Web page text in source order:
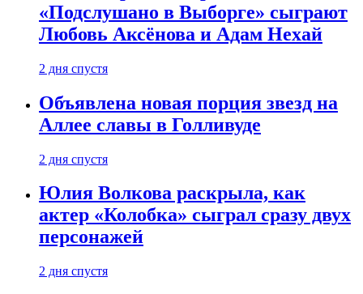
«Подслушано в Выборге» сыграют
Любовь Аксёнова и Адам Нехай
2 дня спустя
Объявлена новая порция звезд на
Аллее славы в Голливуде
2 дня спустя
Юлия Волкова раскрыла, как
актер «Колобка» сыграл сразу двух
персонажей
2 дня спустя